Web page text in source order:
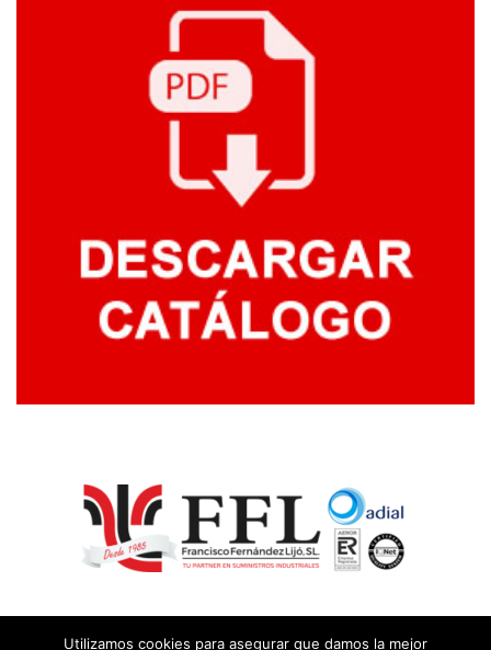
Utilizamos cookies para asegurar que damos la mejor